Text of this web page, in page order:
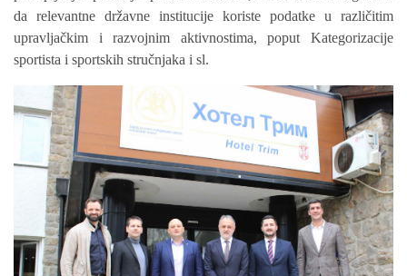
da relevantne državne institucije koriste podatke u različitim
upravljačkim i razvojnim aktivnostima, poput Kategorizacije
sportista i sportskih stručnjaka i sl.